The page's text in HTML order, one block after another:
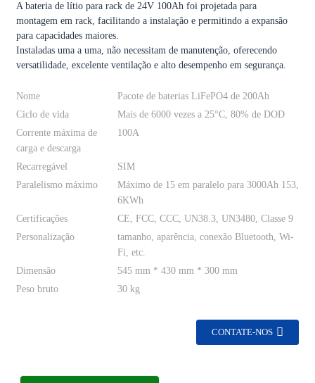
A bateria de lítio para rack de 24V 100Ah foi projetada para
montagem em rack, facilitando a instalação e permitindo a expansão
para capacidades maiores.
Instaladas uma a uma, não necessitam de manutenção, oferecendo
versatilidade, excelente ventilação e alto desempenho em segurança.
Nome
Pacote de baterias LiFePO4 de 200Ah
Ciclo de vida
Mais de 6000 vezes a 25°C, 80% de DOD
Corrente máxima de
carga e descarga
100A
Recarregável
SIM
Paralelismo máximo
Máximo de 15 em paralelo para 3000Ah 153,
6KWh
Certificações
CE, FCC, CCC, UN38.3, UN3480, Classe 9
Personalização
tamanho, aparência, conexão Bluetooth, Wi-
Fi, etc.
Dimensão
545 mm * 430 mm * 300 mm
Peso bruto
30 kg
CONTATE-NOS